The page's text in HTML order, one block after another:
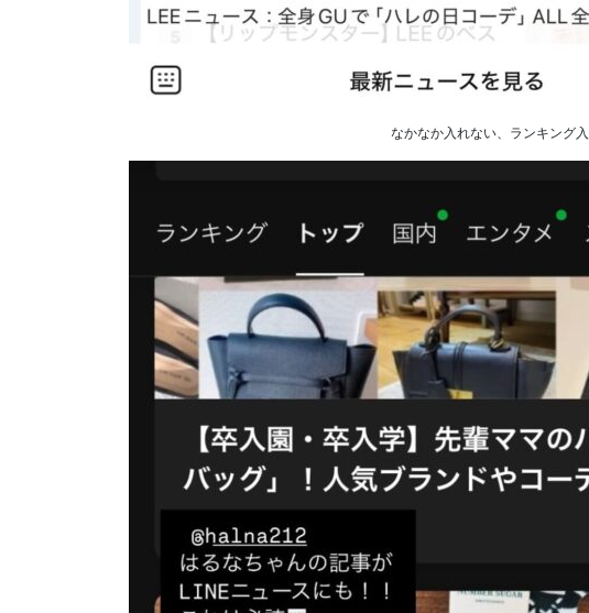
なかなか入れない、ランキング